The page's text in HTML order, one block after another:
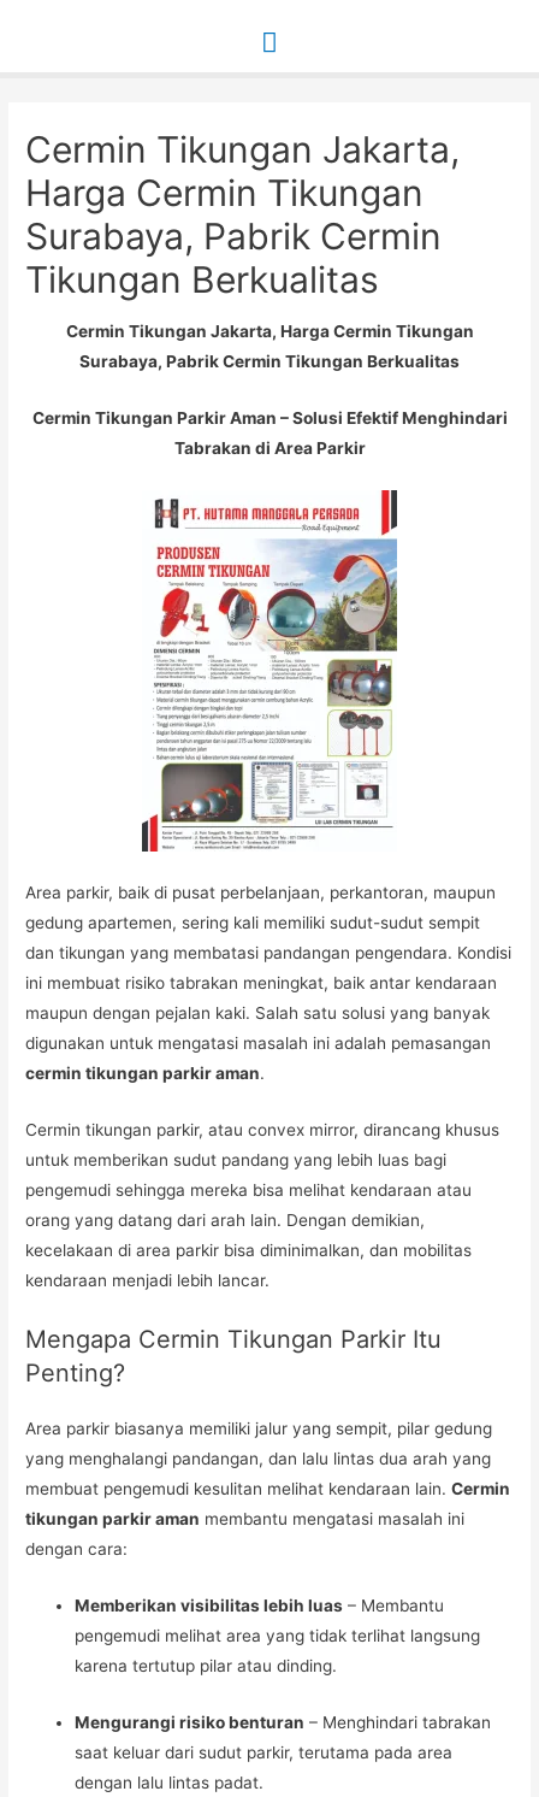
Main
Cermin Tikungan Jakarta,
Harga Cermin Tikungan
Surabaya, Pabrik Cermin
Tikungan Berkualitas
Cermin Tikungan Jakarta, Harga Cermin Tikungan
Surabaya, Pabrik Cermin Tikungan Berkualitas
Cermin Tikungan Parkir Aman – Solusi Efektif Menghindari
Tabrakan di Area Parkir
Area parkir, baik di pusat perbelanjaan, perkantoran, maupun
gedung apartemen, sering kali memiliki sudut-sudut sempit
dan tikungan yang membatasi pandangan pengendara. Kondisi
ini membuat risiko tabrakan meningkat, baik antar kendaraan
maupun dengan pejalan kaki. Salah satu solusi yang banyak
digunakan untuk mengatasi masalah ini adalah pemasangan
cermin tikungan parkir aman.
Cermin tikungan parkir, atau convex mirror, dirancang khusus
untuk memberikan sudut pandang yang lebih luas bagi
pengemudi sehingga mereka bisa melihat kendaraan atau
orang yang datang dari arah lain. Dengan demikian,
kecelakaan di area parkir bisa diminimalkan, dan mobilitas
kendaraan menjadi lebih lancar.
Mengapa Cermin Tikungan Parkir Itu
Penting?
Area parkir biasanya memiliki jalur yang sempit, pilar gedung
yang menghalangi pandangan, dan lalu lintas dua arah yang
membuat pengemudi kesulitan melihat kendaraan lain.Cermin
tikungan parkir aman membantu mengatasi masalah ini
dengan cara:
Memberikan visibilitas lebih luas – Membantu
pengemudi melihat area yang tidak terlihat langsung
karena tertutup pilar atau dinding.
Mengurangi risiko benturan – Menghindari tabrakan
saat keluar dari sudut parkir, terutama pada area
dengan lalu lintas padat.